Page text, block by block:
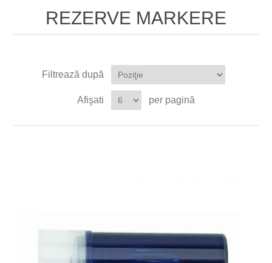
REZERVE MARKERE
Filtrează după
Afişati per pagină